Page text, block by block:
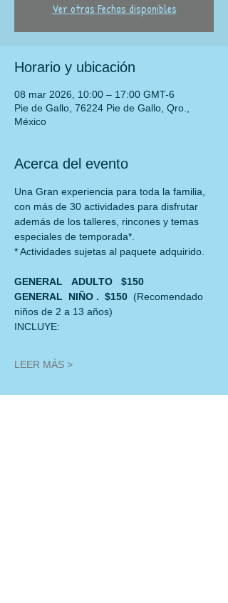
Ver otras Fechas disponibles
Horario y ubicación
08 mar 2026, 10:00 – 17:00 GMT-6
Pie de Gallo, 76224 Pie de Gallo, Qro.,
México
Acerca del evento
Una Gran experiencia para toda la familia,
con más de 30 actividades para disfrutar
además de los talleres, rincones y temas
especiales de temporada*.
* Actividades sujetas al paquete adquirido.
GENERAL   ADULTO   $150
GENERAL  NIÑO .  $150 (Recomendado
niños de 2 a 13 años)
INCLUYE:
LEER MÁS >